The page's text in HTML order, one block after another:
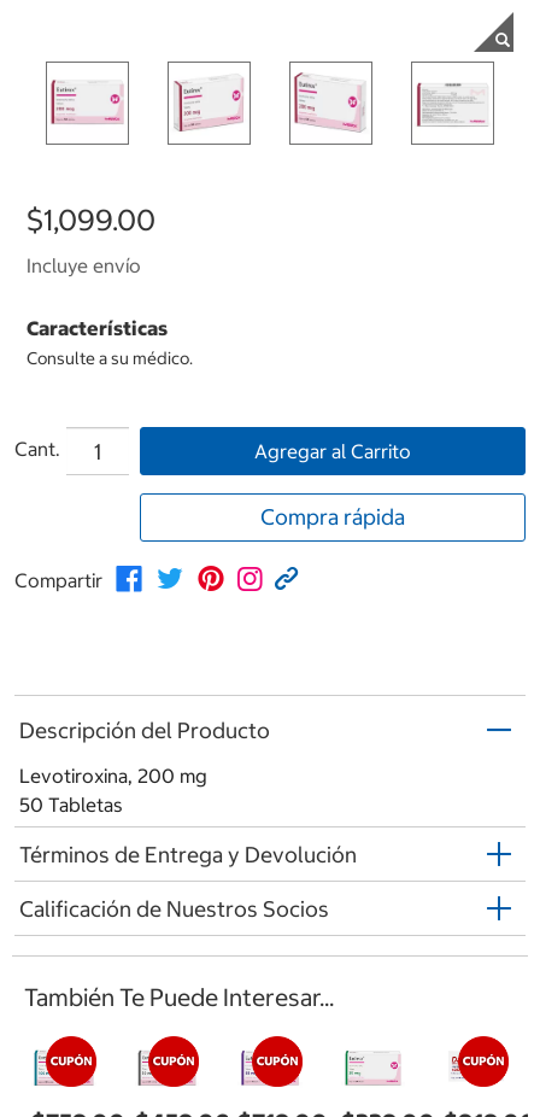
$1,099.00
Incluye envío
Características
Consulte a su médico.
Cant. Agregar al Carrito
Compra rápida
Compartir
Descripción del Producto
Levotiroxina, 200 mg
50 Tabletas
Términos de Entrega y Devolución
Calificación de Nuestros Socios
También Te Puede Interesar...